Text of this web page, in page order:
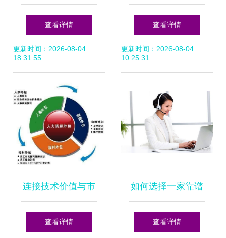
软件单机版 v7.1 官
方最新版解析与适
查看详情
更新时间：2026-08-04
18:31:55
动化营销工具
v5.9.130.0免费版
南
查看详情
更新时间：2026-08-04
10:25:31
连接技术价值与市
场信任——一位北
查看详情
如何选择一家靠谱
优质的小程序App
查看详情